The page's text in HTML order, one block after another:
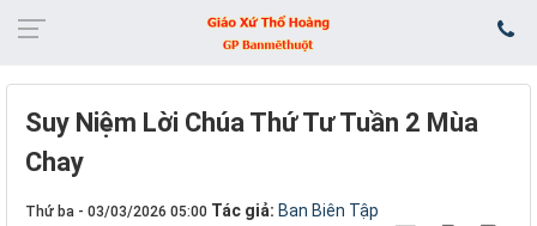
Suy Niệm Lời Chúa Thứ Tư Tuần 2 Mùa
Chay
Thứ ba - 03/03/2026 05:00 Tác giả: Ban Biên Tập